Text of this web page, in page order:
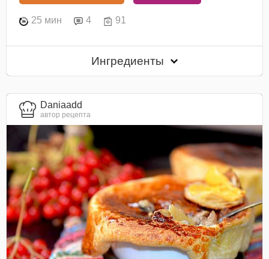
25 мин 4 91
Ингредиенты
Daniaadd
автор рецепта